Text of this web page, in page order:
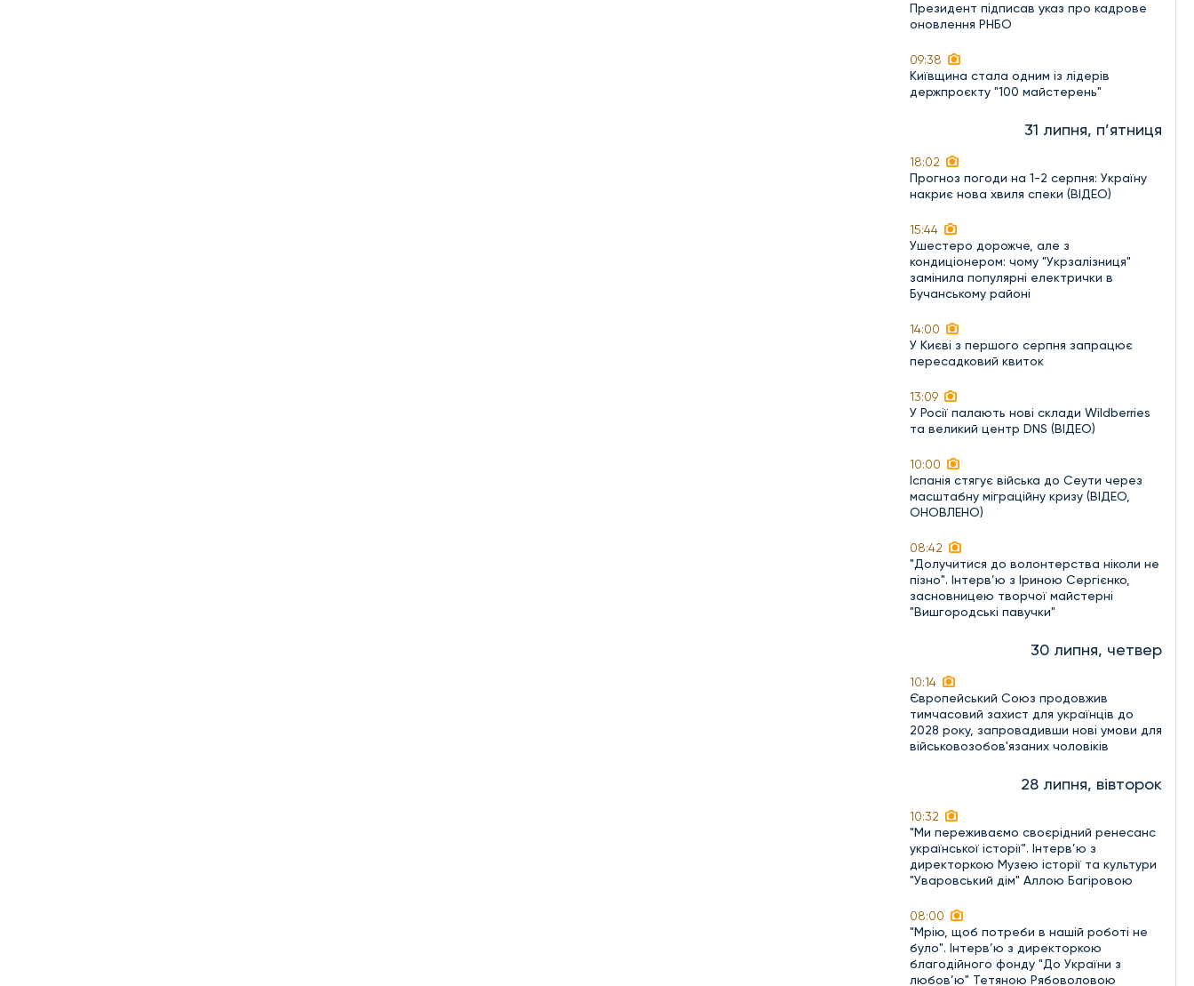
Президент підписав указ про кадрове
оновлення РНБО
09:38
Київщина стала одним із лідерів
держпроєкту "100 майстерень"
31 липня, п’ятниця
18:02
Прогноз погоди на 1-2 серпня: Україну
накриє нова хвиля спеки (ВІДЕО)
15:44
Ушестеро дорожче, але з
кондиціонером: чому "Укрзалізниця"
замінила популярні електрички в
Бучанському районі
14:00
У Києві з першого серпня запрацює
пересадковий квиток
13:09
У Росії палають нові склади Wildberries
та великий центр DNS (ВІДЕО)
10:00
Іспанія стягує війська до Сеути через
масштабну міграційну кризу (ВІДЕО,
ОНОВЛЕНО)
08:42
"Долучитися до волонтерства ніколи не
пізно". Інтерв’ю з Іриною Сергієнко,
засновницею творчої майстерні
"Вишгородські павучки"
30 липня, четвер
10:14
Європейський Союз продовжив
тимчасовий захист для українців до
2028 року, запровадивши нові умови для
військовозобов'язаних чоловіків
28 липня, вівторок
10:32
"Ми переживаємо своєрідний ренесанс
української історії". Інтерв’ю з
директоркою Музею історії та культури
"Уваровський дім" Аллою Багіровою
08:00
"Мрію, щоб потреби в нашій роботі не
було". Інтерв’ю з директоркою
благодійного фонду "До України з
любов’ю" Тетяною Рябоволовою